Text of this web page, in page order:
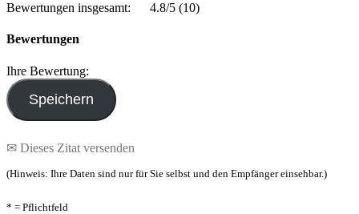
Bewertungen insgesamt:
4.8/5 (10)
Bewertungen
Ihre Bewertung:
✉ Dieses Zitat versenden
(Hinweis: Ihre Daten sind nur für Sie selbst und den Empfänger einsehbar.)
* = Pflichtfeld